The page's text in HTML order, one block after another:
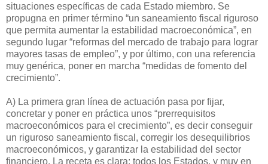
situaciones específicas de cada Estado miembro. Se
propugna en primer término “un saneamiento fiscal riguroso
que permita aumentar la estabilidad macroeconómica”, en
segundo lugar “reformas del mercado de trabajo para lograr
mayores tasas de empleo”, y por último, con una referencia
muy genérica, poner en marcha “medidas de fomento del
crecimiento”.
A) La primera gran línea de actuación pasa por fijar,
concretar y poner en práctica unos “prerrequisitos
macroeconómicos para el crecimiento”, es decir conseguir
un riguroso saneamiento fiscal, corregir los desequilibrios
macroeconómicos, y garantizar la estabilidad del sector
financiero. La receta es clara: todos los Estados, y muy en